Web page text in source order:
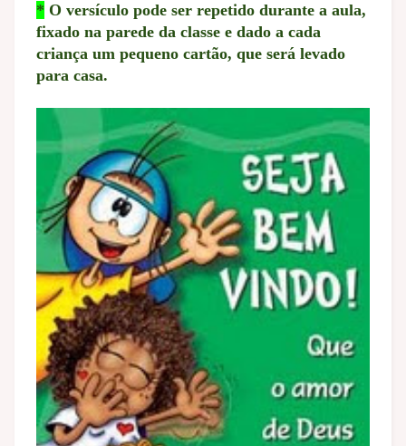
* O versículo pode ser repetido durante a aula,
fixado na parede da classe e dado a cada
criança um pequeno cartão, que será levado
para casa.